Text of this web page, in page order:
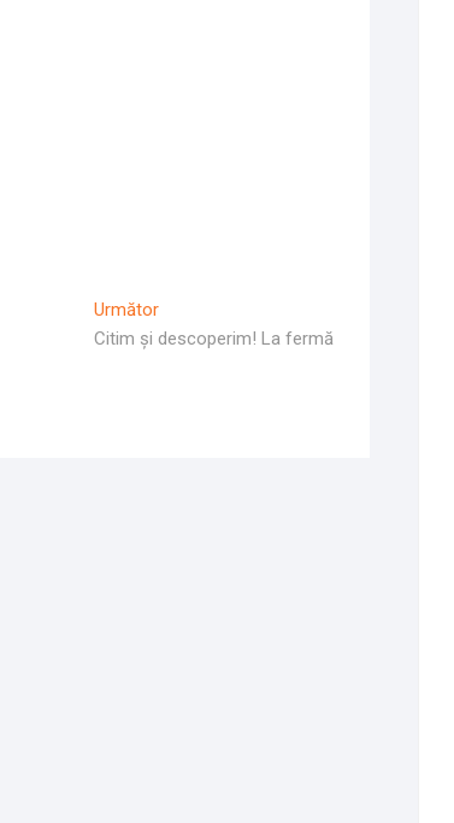
UrmătorArticolul
Următor:
Citim și descoperim! La fermă